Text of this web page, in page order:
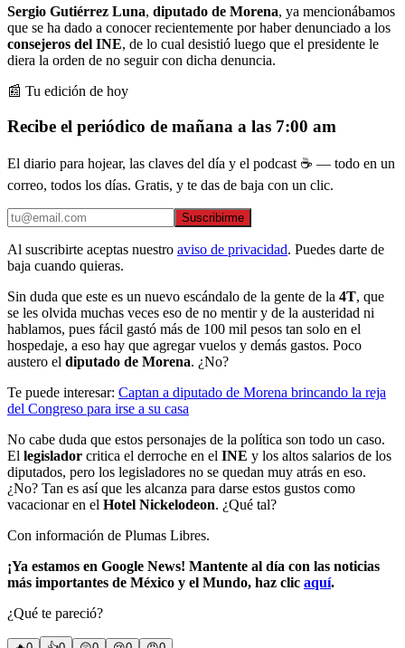
Sergio Gutiérrez Luna, diputado de Morena, ya mencionábamos
que se ha dado a conocer recientemente por haber denunciado a los
consejeros del INE, de lo cual desistió luego que el presidente le
diera la orden de no seguir con dicha denuncia.
📰 Tu edición de hoy
Recibe el periódico de mañana a las 7:00 am
El diario para hojear, las claves del día y el podcast ☕ — todo en un
correo, todos los días. Gratis, y te das de baja con un clic.
Suscribirme
Al suscribirte aceptas nuestro aviso de privacidad. Puedes darte de
baja cuando quieras.
Sin duda que este es un nuevo escándalo de la gente de la 4T, que
se les olvida muchas veces eso de no mentir y de la austeridad ni
hablamos, pues fácil gastó más de 100 mil pesos tan solo en el
hospedaje, a eso hay que agregar vuelos y demás gastos. Poco
austero el diputado de Morena. ¿No?
Te puede interesar: Captan a diputado de Morena brincando la reja
del Congreso para irse a su casa
No cabe duda que estos personajes de la política son todo un caso.
El legislador critica el derroche en el INE y los altos salarios de los
diputados, pero los legisladores no se quedan muy atrás en eso.
¿No? Tan es así que les alcanza para darse estos gustos como
vacacionar en el Hotel Nickelodeon. ¿Qué tal?
Con información de Plumas Libres.
¡Ya estamos en Google News! Mantente al día con las noticias
más importantes de México y el Mundo, haz clic aquí.
¿Qué te pareció?